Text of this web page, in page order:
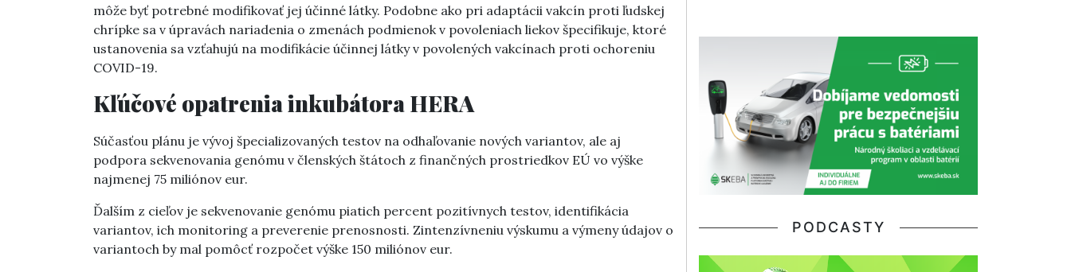
môže byť potrebné modifikovať jej účinné látky. Podobne ako pri adaptácii vakcín proti ľudskej
chrípke sa v úpravách nariadenia o zmenách podmienok v povoleniach liekov špecifikuje, ktoré
ustanovenia sa vzťahujú na modifikácie účinnej látky v povolených vakcínach proti ochoreniu
COVID-19.
Kľúčové opatrenia inkubátora HERA
Súčasťou plánu je vývoj špecializovaných testov na odhaľovanie nových variantov, ale aj
podpora sekvenovania genómu v členských štátoch z finančných prostriedkov EÚ vo výške
najmenej 75 miliónov eur.
Ďalším z cieľov je sekvenovanie genómu piatich percent pozitívnych testov, identifikácia
variantov, ich monitoring a preverenie prenosnosti. Zintenzívneniu výskumu a výmeny údajov o
variantoch by mal pomôcť rozpočet výške 150 miliónov eur.
PODCASTY